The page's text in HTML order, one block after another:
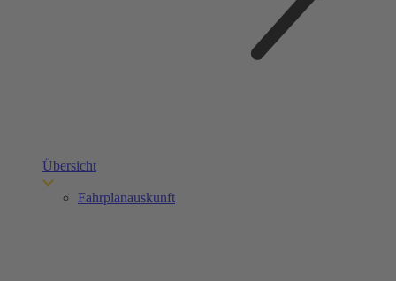
Übersicht
Fahrplanauskunft